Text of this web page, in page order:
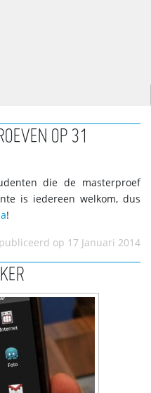
OP 31
die de masterproef
is iedereen welkom, dus
!​
op 17 Januari 2014